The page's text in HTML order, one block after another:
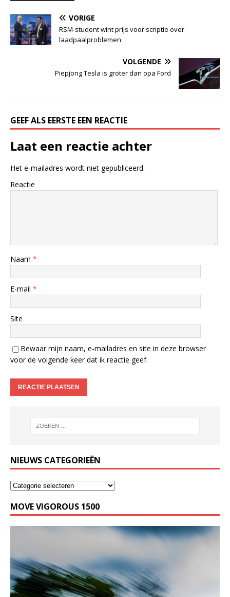
VORIGE
RSM-student wint prijs voor scriptie over
laadpaalproblemen
VOLGENDE
Piepjong Tesla is groter dan opa Ford
GEEF ALS EERSTE EEN REACTIE
Laat een reactie achter
Het e-mailadres wordt niet gepubliceerd.
Reactie
Naam *
E-mail *
Site
Bewaar mijn naam, e-mailadres en site in deze browser
voor de volgende keer dat ik reactie geef.
NIEUWS CATEGORIEËN
MOVE VIGOROUS 1500